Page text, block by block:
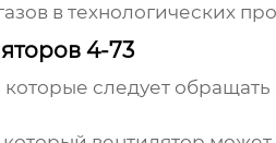
в технологических
4-73
следует